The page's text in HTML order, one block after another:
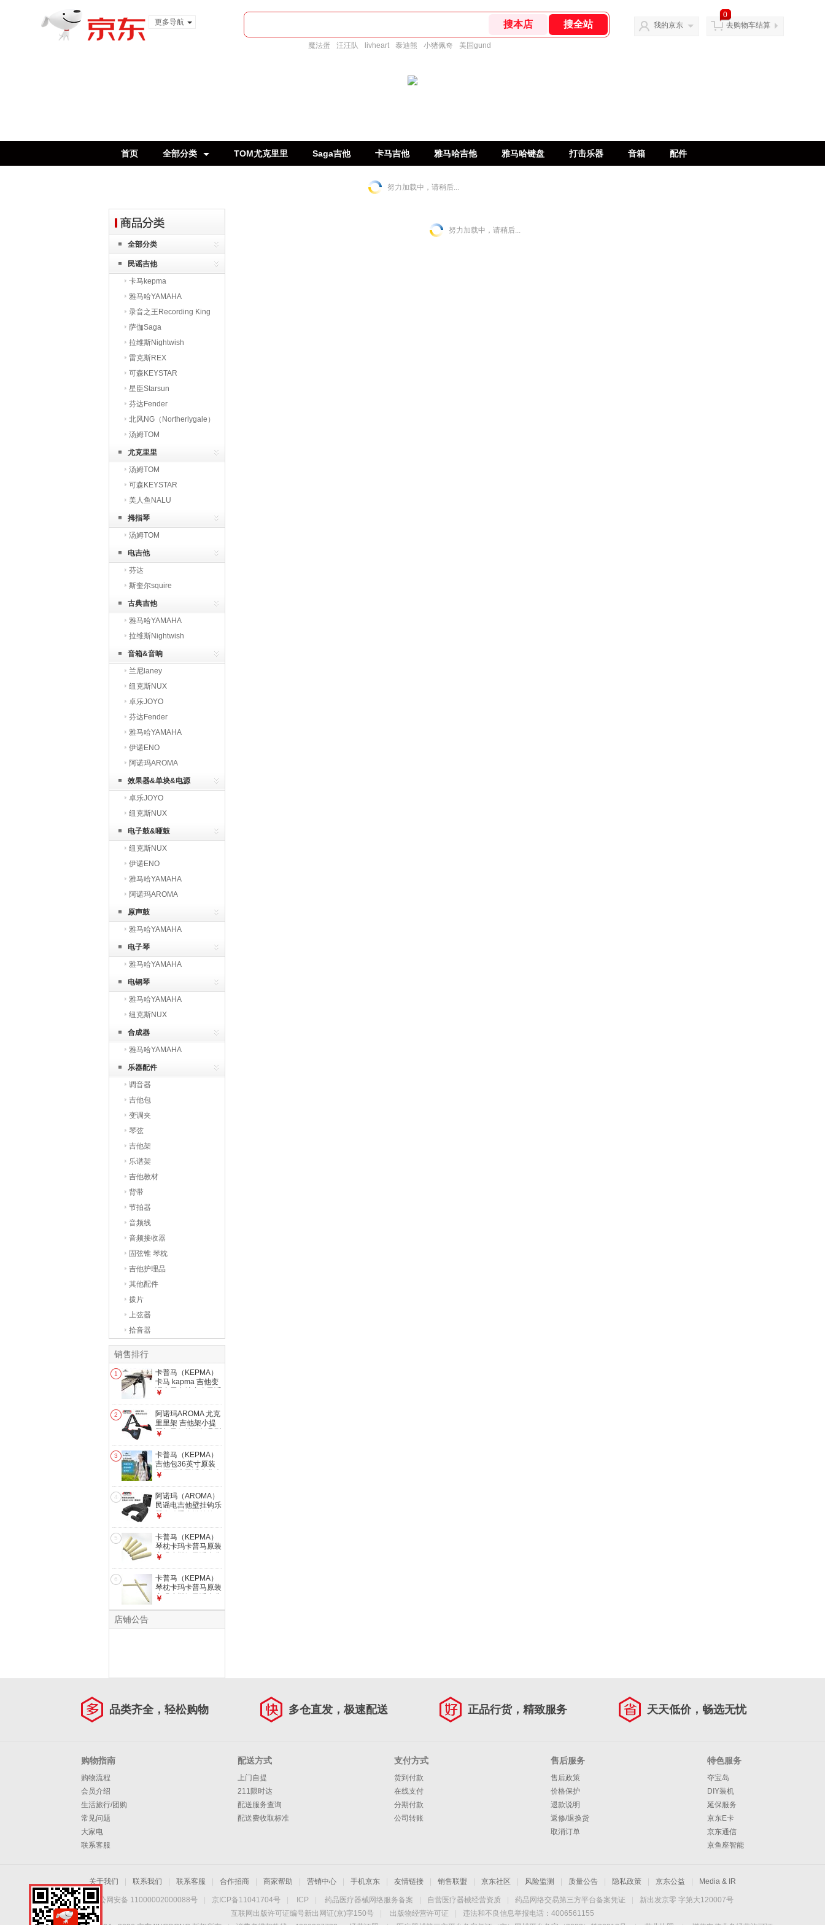
更多导航
魔法蛋 汪汪队 livheart 泰迪熊 小猪佩奇 美国gund
我的京东
0
去购物车结算
首页 全部分类 TOM尤克里里 Saga吉他 卡马吉他 雅马哈吉他 雅马哈键盘 打击乐器 音箱 配件
努力加载中，请稍后...
全部分类
民谣吉他
卡马kepma
雅马哈YAMAHA
录音之王Recording King
萨伽Saga
拉维斯Nightwish
雷克斯REX
可森KEYSTAR
星臣Starsun
芬达Fender
北风NG（Northerlygale）
汤姆TOM
尤克里里
汤姆TOM
可森KEYSTAR
美人鱼NALU
拇指琴
汤姆TOM
电吉他
芬达
斯奎尔squire
古典吉他
雅马哈YAMAHA
拉维斯Nightwish
音箱&音响
兰尼laney
纽克斯NUX
卓乐JOYO
芬达Fender
雅马哈YAMAHA
伊诺ENO
阿诺玛AROMA
效果器&单块&电源
卓乐JOYO
纽克斯NUX
电子鼓&哑鼓
纽克斯NUX
伊诺ENO
雅马哈YAMAHA
阿诺玛AROMA
原声鼓
雅马哈YAMAHA
电子琴
雅马哈YAMAHA
电钢琴
雅马哈YAMAHA
纽克斯NUX
合成器
雅马哈YAMAHA
乐器配件
调音器
吉他包
变调夹
琴弦
吉他架
乐谱架
吉他教材
背带
节拍器
音频线
音频接收器
固弦锥 琴枕
吉他护理品
其他配件
拨片
上弦器
拾音器
销售排行
1
卡普马（KEPMA）
卡马 kapma 吉他变
调夹黑色锌合金民谣
黑色 变调夹
￥
2
阿诺玛AROMA 尤克
里里架 吉他架小提
琴架子便捷可折叠型
￥
3
卡普马（KEPMA）
吉他包36英寸原装
加厚双肩民谣古典木
寸【ES36】原装吉
他包
￥
4
阿诺玛（AROMA）
民谣电吉他壁挂钩乐
器自动重力锁挂钩吊
他支架 AH-89S【自
动重力锁壁挂架】
￥
5
卡普马（KEPMA）
琴枕卡玛卡普马原装
高强度塑钢民谣古典
吉他上枕
￥
6
卡普马（KEPMA）
琴枕卡玛卡普马原装
高强度塑钢民谣古典
￥
店铺公告
努力加载中，请稍后...
品类齐全，轻松购物 多仓直发，极速配送 正品行货，精致服务 天天低价，畅选无忧
购物指南
购物流程
会员介绍
生活旅行/团购
常见问题
大家电
联系客服
配送方式
上门自提
211限时达
配送服务查询
配送费收取标准
支付方式
货到付款
在线支付
分期付款
公司转账
售后服务
售后政策
价格保护
退款说明
返修/退换货
取消订单
特色服务
夺宝岛
DIY装机
延保服务
京东E卡
京东通信
京鱼座智能
关于我们 联系我们 联系客服 合作招商 商家帮助 营销中心 手机京东 友情链接 销售联盟 京东社区 风险监测 质量公告 隐私政策 京东公益 Media & IR
京公网安备 11000002000088号 京ICP备11041704号 ICP 药品医疗器械网络服务备案 自营医疗器械经营资质 药品网络交易第三方平台备案凭证
新出发京零 字第大120007号
互联网出版许可证编号新出网证(京)字150号
出版物经营许可证
违法和不良信息举报电话：4006561155